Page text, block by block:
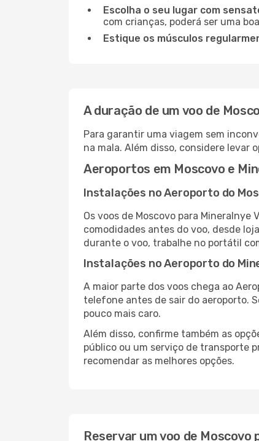
Escolha o seu lugar com
com crianças, poderá ser uma
Estique os músculos
A duração de um voo de
Para garantir uma viagem sem
na mala. Além disso, considere levar
Aeroportos em Moscovo e
Instalações no Aeroporto do
Os voos de Moscovo para
comodidades antes do voo, desde
durante o voo, trabalhe no portátil
Instalações no Aeroporto do
A maior parte dos voos chega ao
telefone antes de sair do aeroporto.
pouco mais caro.
Além disso, confirme também as
público ou um serviço de transporte
recomendar as melhores opções.
Reservar um voo de Moscovo